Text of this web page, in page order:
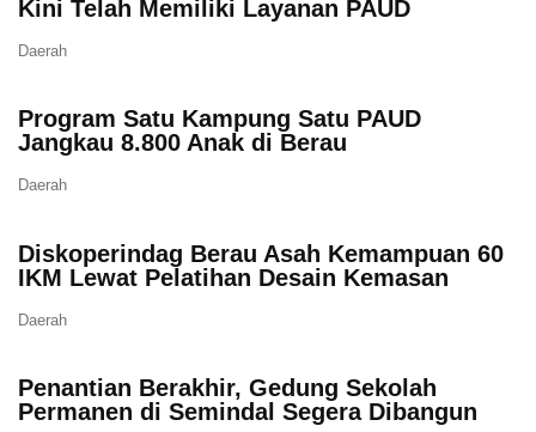
Kini Telah Memiliki Layanan PAUD
Daerah
Program Satu Kampung Satu PAUD
Jangkau 8.800 Anak di Berau
Daerah
Diskoperindag Berau Asah Kemampuan 60
IKM Lewat Pelatihan Desain Kemasan
Daerah
Penantian Berakhir, Gedung Sekolah
Permanen di Semindal Segera Dibangun